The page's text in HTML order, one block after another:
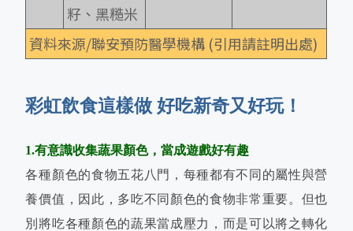
籽、黑糙米
資料來源/聯安預防醫學機構 (引用請註明出處)
彩虹飲食這樣做 好吃新奇又好玩！
1.有意識收集蔬果顏色，當成遊戲好有趣
各種顏色的食物五花八門，每種都有不同的屬性與營
養價值，因此，多吃不同顏色的食物非常重要。但也
別將吃各種顏色的蔬果當成壓力，而是可以將之轉化